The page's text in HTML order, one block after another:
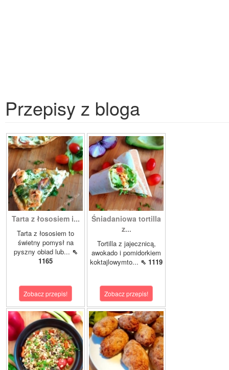
Przepisy z bloga
Tarta z łososiem i...
Tarta z łososiem to
świetny pomysł na
pyszny obiad lub... ⇖
1165
Zobacz przepis!
Śniadaniowa tortilla
z...
Tortilla z jajecznicą,
awokado i pomidorkiem
koktajlowymto... ⇖ 1119
Zobacz przepis!